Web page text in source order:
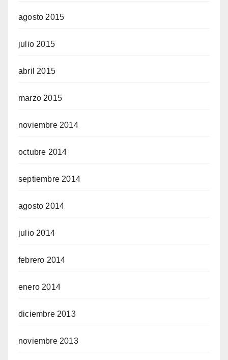
agosto 2015
julio 2015
abril 2015
marzo 2015
noviembre 2014
octubre 2014
septiembre 2014
agosto 2014
julio 2014
febrero 2014
enero 2014
diciembre 2013
noviembre 2013